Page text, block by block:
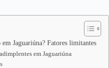
Jaguariúna? Fatores limitantes
em Jaguariúna